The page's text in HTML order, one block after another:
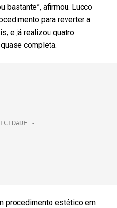
bastante”, afirmou. Lucco
para reverter a
e já realizou quatro
completa.
procedimento estético em